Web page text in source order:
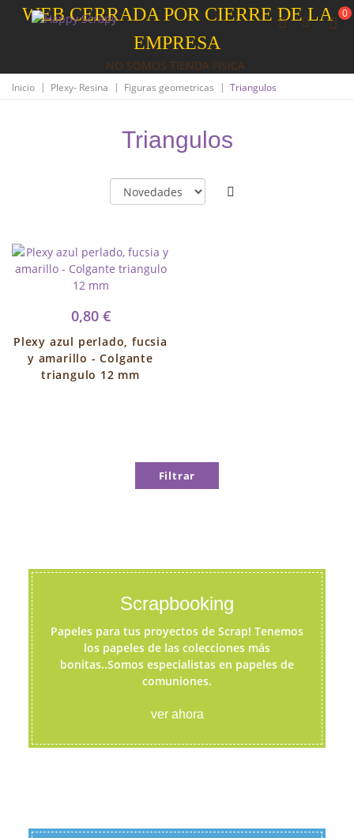
WEB CERRADA POR CIERRE DE LA
EMPRESA
NO SOMOS TIENDA FISICA
0
Inicio | Plexy- Resina | Figuras geometricas | Triangulos
Triangulos
0,80 €
Plexy azul perlado, fucsia
y amarillo - Colgante
triangulo 12 mm
Filtrar
Scrapbooking
Papeles para tus proyectos de Scrap! Tenemos
los papeles de las colecciones más
bonitas..Somos especialistas en papeles de
comuniones.
ver ahora